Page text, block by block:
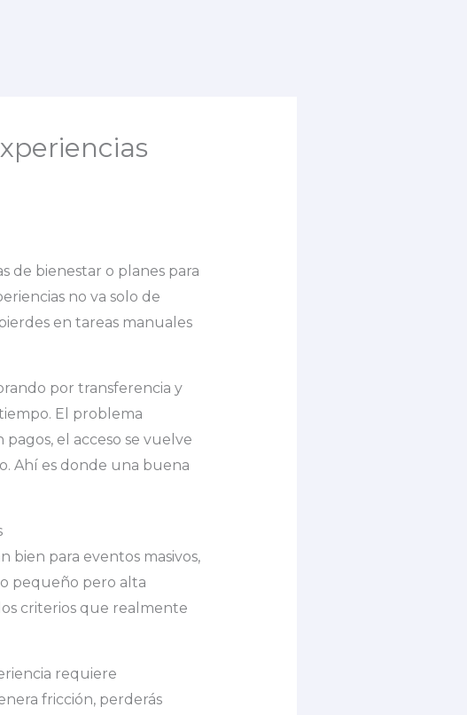
de bienestar o planes para
no va solo de
en tareas manuales
por transferencia y
El problema
el acceso se vuelve
Ahí es donde una buena
bien para eventos masivos,
pequeño pero alta
criterios que realmente
requiere
fricción, perderás